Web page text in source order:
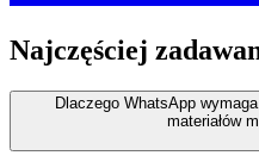
Najczęściej
Dlaczego WhatsApp
materiałów